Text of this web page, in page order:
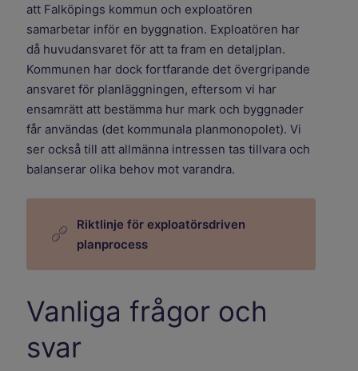
att Falköpings kommun och exploatören
samarbetar inför en byggnation. Exploatören har
då huvudansvaret för att ta fram en detaljplan.
Kommunen har dock fortfarande det övergripande
ansvaret för planläggningen, eftersom vi har
ensamrätt att bestämma hur mark och byggnader
får användas (det kommunala planmonopolet). Vi
ser också till att allmänna intressen tas tillvara och
balanserar olika behov mot varandra.
Riktlinje för exploatörsdriven
planprocess
Vanliga frågor och
svar